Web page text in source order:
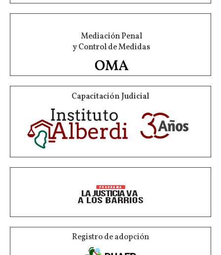
Mediación Penal
y Control de Medidas
Capacitación Judicial
Registro de adopción